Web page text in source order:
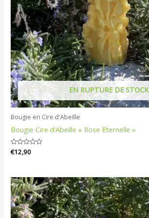
EN RUPTURE DE STOCK
Bougie en Cire d'Abeille
Bougie Cire d’Abeille « Rose Eternelle »
Note
0
€12,90